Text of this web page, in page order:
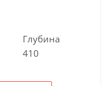
Глубина
410